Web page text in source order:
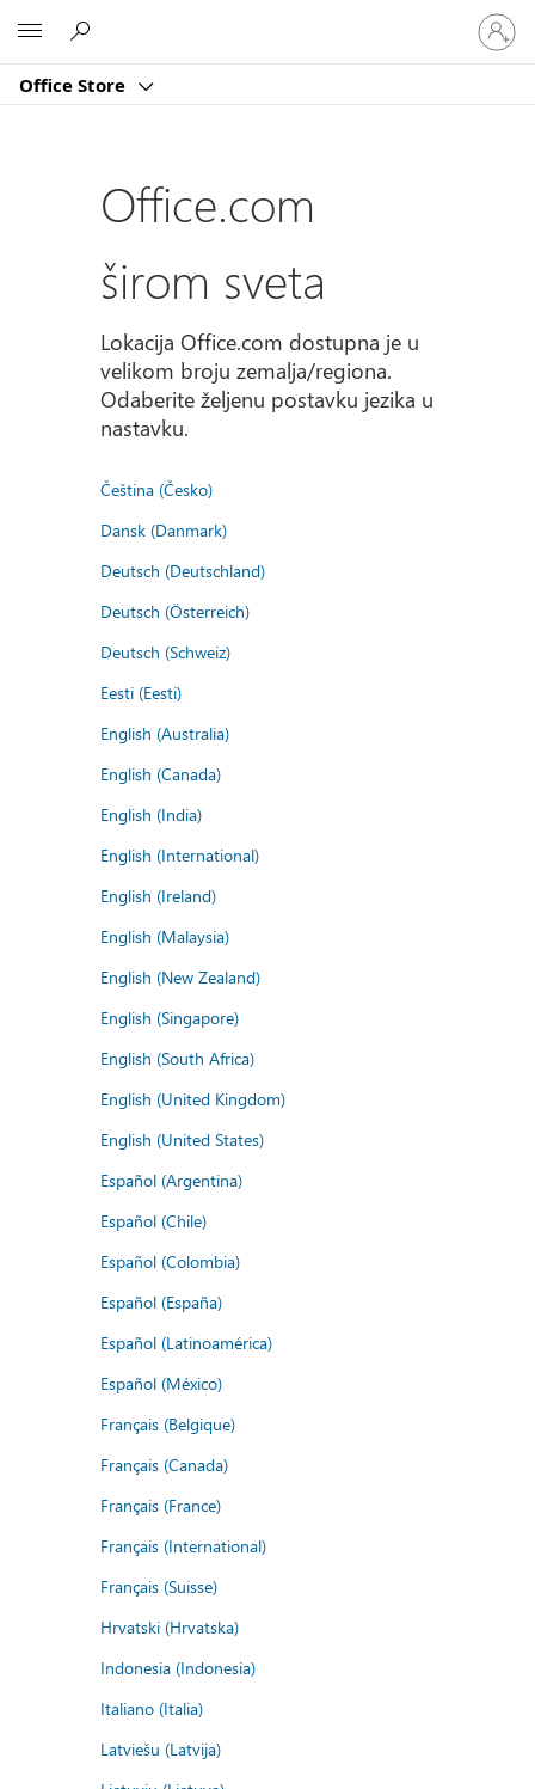
Office Store
Prijavite
se
na
Office.com
širom sveta
Lokacija Office.com dostupna je u
velikom broju zemalja/regiona.
Odaberite željenu postavku jezika u
nastavku.
Čeština (Česko)
Dansk (Danmark)
Deutsch (Deutschland)
Deutsch (Österreich)
Deutsch (Schweiz)
Eesti (Eesti)
English (Australia)
English (Canada)
English (India)
English (International)
English (Ireland)
English (Malaysia)
English (New Zealand)
English (Singapore)
English (South Africa)
English (United Kingdom)
English (United States)
Español (Argentina)
Español (Chile)
Español (Colombia)
Español (España)
Español (Latinoamérica)
Español (México)
Français (Belgique)
Français (Canada)
Français (France)
Français (International)
Français (Suisse)
Hrvatski (Hrvatska)
Indonesia (Indonesia)
Italiano (Italia)
Latviešu (Latvija)